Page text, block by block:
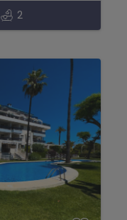
2